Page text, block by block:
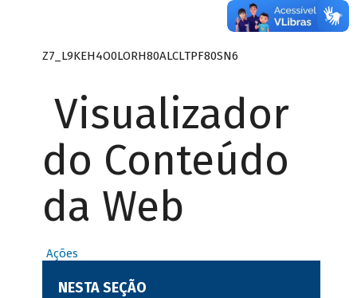
Z7_L9KEH4O0LORH80ALCLTPF80SN6
Visualizador
do Conteúdo
da Web
Ações
NESTA SEÇÃO